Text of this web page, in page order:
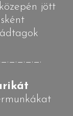
jött